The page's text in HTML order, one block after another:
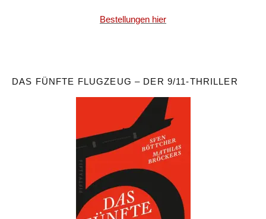
Bestellungen hier
DAS FÜNFTE FLUGZEUG – DER 9/11-THRILLER